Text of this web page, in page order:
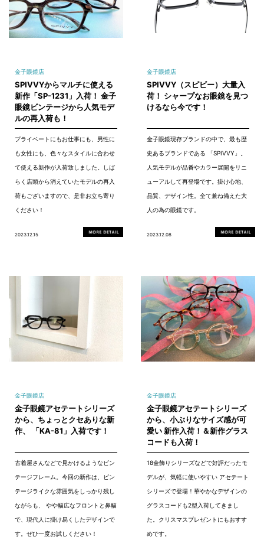
金子眼鏡店
SPIVVYからマルチに使える
新作「SP-1231」入荷！ 金子
眼鏡ビンテージから人気モデ
ルの再入荷も！
プライベートにもお仕事にも、男性に
も女性にも、色々なスタイルに合わせ
て使える新作が入荷致しました。しば
らく店頭から消えていたモデルの再入
荷もございますので、是非お立ち寄り
ください！
2023.12.15
金子眼鏡店
SPIVVY（スピビー）大量入
荷！ シャープなお眼鏡を見つ
けるなら今です！
金子眼鏡現存ブランドの中で、最も歴
史あるブランドである 「SPIVVY」。
人気モデルが品番やカラー展開をリニ
ューアルして再登場です。掛け心地、
品質、デザイン性。全て兼ね備えた大
人の為の眼鏡です。
2023.12.08
金子眼鏡店
金子眼鏡アセテートシリーズ
から、ちょっとクセありな新
作、 「KA-81」入荷です！
古着屋さんなどで見かけるようなビン
テージフレーム。今回の新作は、ビン
テージライクな雰囲気をしっかり残し
ながらも、 やや幅広なフロントと鼻幅
で、現代人に掛け易くしたデザインで
す。ぜひ一度お試しください！
金子眼鏡店
金子眼鏡アセテートシリーズ
から、小ぶりなサイズ感が可
愛い 新作入荷！＆新作グラス
コードも入荷！
18金飾りシリーズなどで好評だったモ
デルが、気軽に使いやすい アセテート
シリーズで登場！華やかなデザインの
グラスコードも2型入荷してきまし
た。クリスマスプレゼントにもおすす
めです。